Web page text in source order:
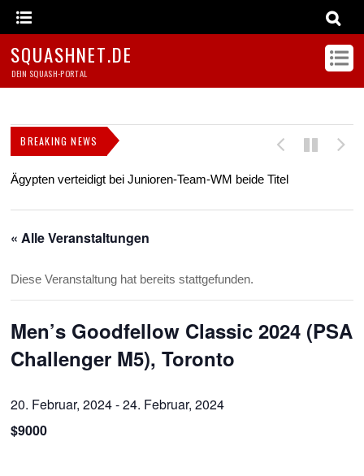
SQUASHNET.DE
DEIN SQUASH-PORTAL
BREAKING NEWS
Ägypten verteidigt bei Junioren-Team-WM beide Titel
« Alle Veranstaltungen
Diese Veranstaltung hat bereits stattgefunden.
Men’s Goodfellow Classic 2024 (PSA
Challenger M5), Toronto
20. Februar, 2024-24. Februar, 2024
$9000